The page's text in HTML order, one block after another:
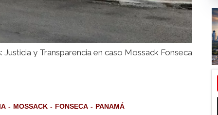
Justicia y Transparencia en caso Mossack Fonseca
MOSSACK FONSECA PANAMÁ